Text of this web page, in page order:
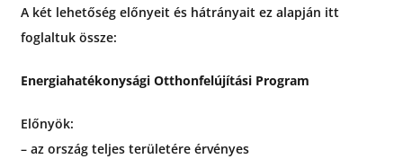
A két lehetőség előnyeit és hátrányait ez alapján itt
foglaltuk össze:
Energiahatékonysági Otthonfelújítási Program
Előnyök:
– az ország teljes területére érvényes